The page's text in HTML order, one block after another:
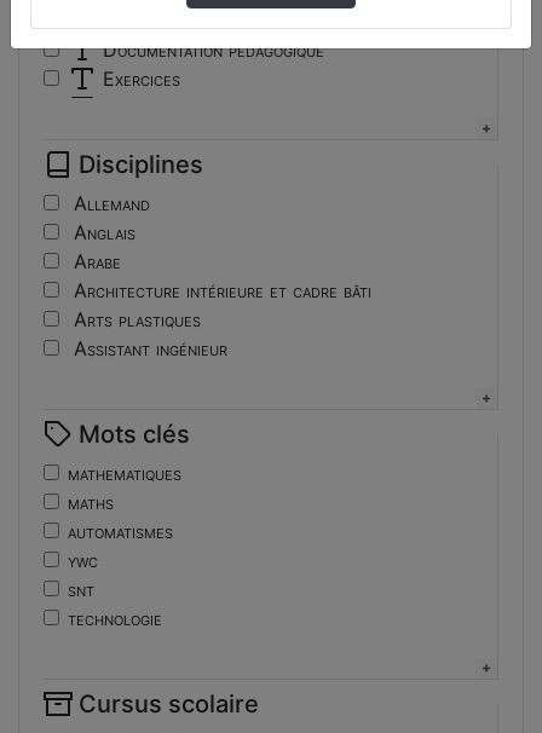
Documentation pédagogique
Exercices
Travaux d'élèves/étudiants
Tutoriel
Disciplines
Allemand
Anglais
Arabe
Architecture intérieure et cadre bâti
Arts plastiques
Assistant ingénieur
Boulangerie
Braille
Bureautique
Céramique industrielle
Chinois
Cinéma et photographie
Coiffure
Construction et réparation en carrosserie
Mots clés
mathematiques
maths
automatismes
ywc
snt
technologie
fonctions-lp
Cursus scolaire